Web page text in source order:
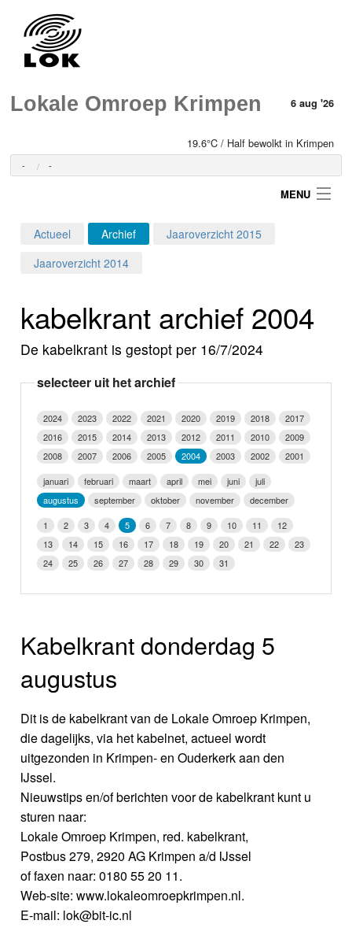
Lokale Omroep Krimpen 6 aug '26
19.6°C / Half bewolkt in Krimpen
- -
MENU
Programma's
Video
Webcam
Info
Actueel Archief
Jaaroverzicht 2015
Jaaroverzicht 2014
kabelkrant archief 2004
De kabelkrant is gestopt per 16/7/2024
selecteer uit het archief
2024 2023 2022 2021 2020 2019 2018
2017
2016
2015 2014 2013 2012 2011 2010
2009
2008
2007 2006 2005 2004 2003 2002
2001
januari
februari maart april mei juni
juli
augustus
september oktober november
december
1
2 3 4 5 6 7 8 9 10 11
12
13
14 15 16 17 18 19 20 21 22
23
24
25 26 27 28 29 30 31
Kabelkrant donderdag 5
augustus
Dit is de kabelkrant van de Lokale Omroep Krimpen,
die dagelijks, via het kabelnet, actueel wordt
uitgezonden in Krimpen- en Ouderkerk aan den
IJssel.
Nieuwstips en/of berichten voor de kabelkrant kunt u
sturen naar:
Lokale Omroep Krimpen, red. kabelkrant,
Postbus 279, 2920 AG Krimpen a/d IJssel
of faxen naar: 0180 55 20 11.
Web-site: www.lokaleomroepkrimpen.nl.
E-mail: lok@bit-ic.nl